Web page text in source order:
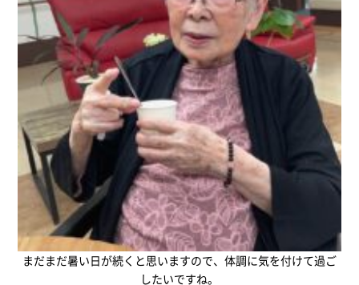
まだまだ暑い日が続くと思いますので、体調に気を付けて過ご
したいですね。